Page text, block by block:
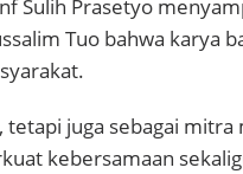
Sulih Prasetyo
Tuo bahwa karya
tetapi juga sebagai mitra
kebersamaan